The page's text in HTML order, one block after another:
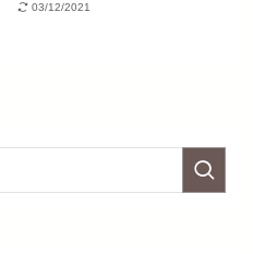
03/12/2021